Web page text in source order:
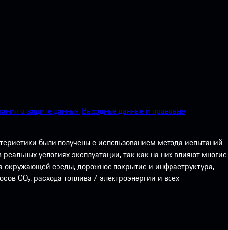
о защите данных. Выходные данные и правовые
были получены с использованием метода испытаний
условиях эксплуатации, так как на них влияют многие
окружающей среды, дорожное покрытие и инфраструктура,
CO₂, расхода топлива / электроэнергии и всех